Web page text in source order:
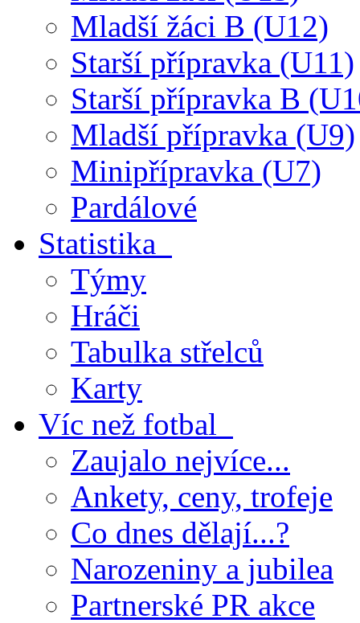
Mladší žáci B (U12)
Starší přípravka (U11)
Starší přípravka B
Mladší přípravka (U9)
Minipřípravka (U7)
Pardálové
Statistika
Týmy
Hráči
Tabulka střelců
Karty
Víc než fotbal
Zaujalo nejvíce...
Ankety, ceny, trofeje
Co dnes dělají...?
Narozeniny a jubilea
Partnerské PR akce